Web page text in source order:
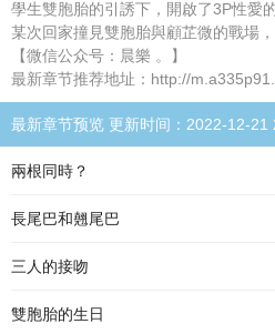
學生雙胞胎的引誘下，開啟了3P性愛
某次回家撞見雙胞胎與顧芷微的戰場
【微信公众号：晨樂 。】
最新章节推荐地址：http://
最新章节预览 更新时间：2022-12-21
兩根同時？
長尾巴和翹尾巴
三人的接吻
雙胞胎的生日